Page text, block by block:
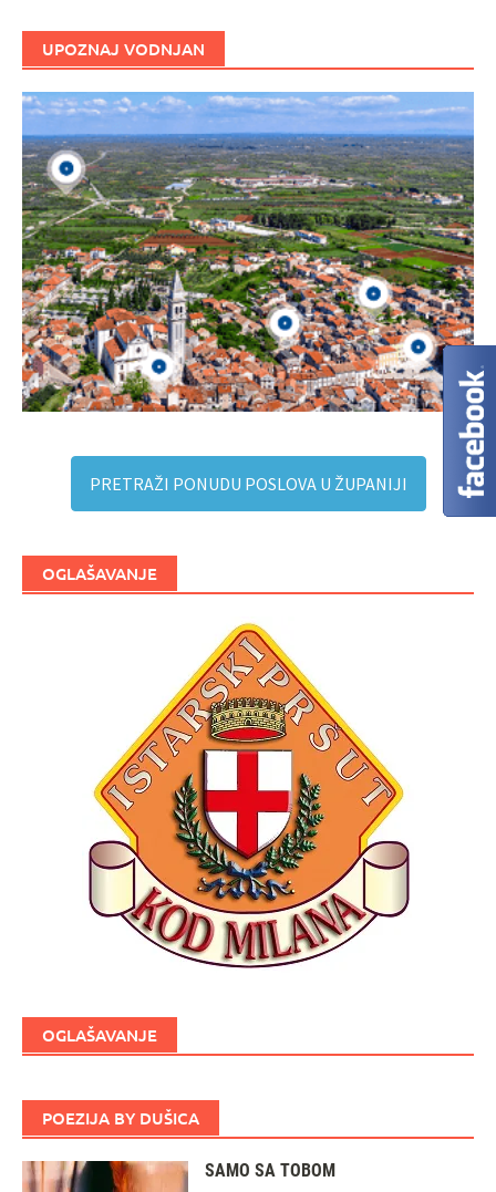
UPOZNAJ VODNJAN
PRETRAŽI PONUDU POSLOVA U ŽUPANIJI
OGLAŠAVANJE
OGLAŠAVANJE
POEZIJA BY DUŠICA
SAMO SA TOBOM